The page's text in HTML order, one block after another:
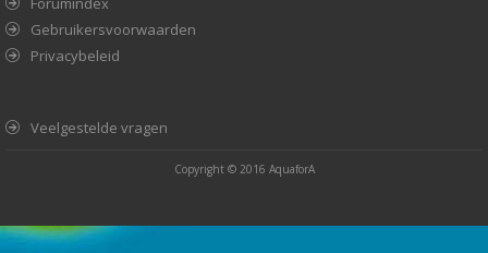
Gebruikersvoorwaarden
Privacybeleid
Veelgestelde vragen
Copyright © 2016 AquaforA